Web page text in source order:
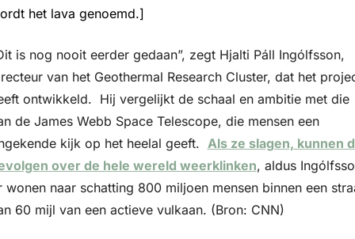
het lava genoemd.]
is nog nooit eerder gedaan”, zegt Hjalti Páll Ingólfsson,
van het Geothermal Research Cluster, dat het
ontwikkeld.  Hij vergelijkt de schaal en ambitie met die
de James Webb Space Telescope, die mensen een
kijk op het heelal geeft. Als ze slagen, kunnen
over de hele wereld weerklinken, aldus
wonen naar schatting 800 miljoen mensen binnen een
60 mijl van een actieve vulkaan. (Bron: CNN)